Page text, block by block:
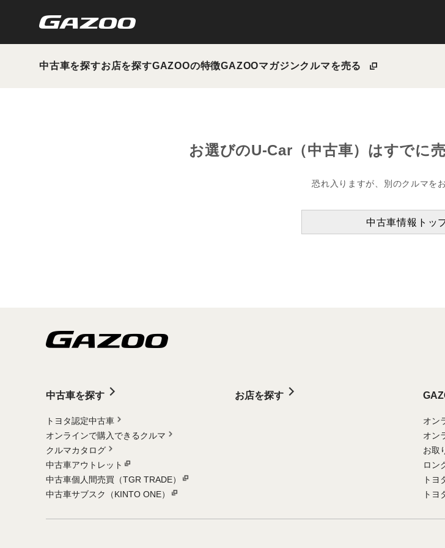
中古車を探すお店を探すGAZOOの特徴GAZOOマガジンクルマを売る
お選びのU-Car（中古車）はすでに
恐れ入りますが、別のクルマを
中古車情報トッ
中古車を探す
トヨタ認定中古車
オンラインで購入できるクルマ
クルマカタログ
中古車アウトレット
中古車個人間売買（TGR TRADE）
中古車サブスク（KINTO ONE）
お店を探す
オン
オン
お取
ロン
トヨ
トヨ